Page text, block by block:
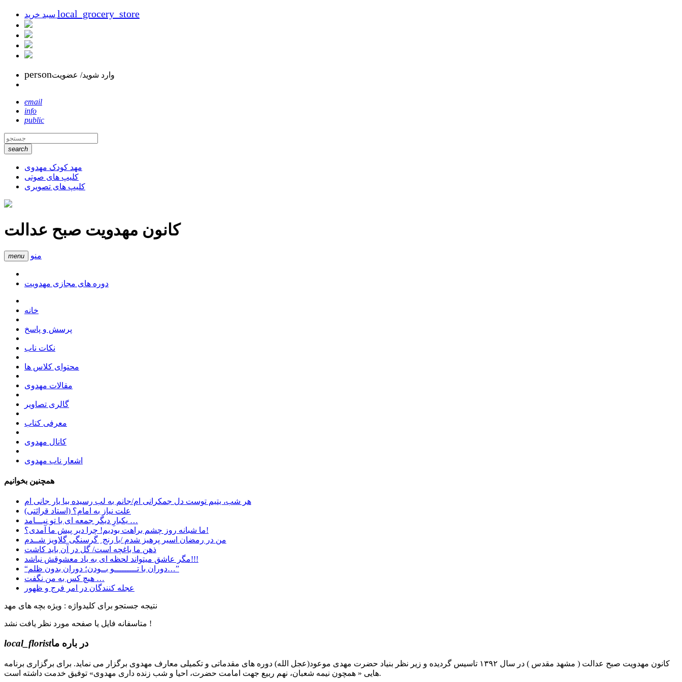
local_grocery_store
personوارد شوید/ عضویت
email
info
public
search
مهد کودک مهدوی
کلیپ های صوتی
کلیپ های تصویری
کانون مهدویت صبح عدالت
menu منو
دوره های مجازی مهدویت
خانه
پرسش و پاسخ
نکات ناب
محتوای کلاس ها
مقالات مهدوی
گالری تصاویر
معرفی کتاب
کانال مهدوی
اشعار ناب مهدوی
همچنین بخوانیم
هر شب، یتیم توست دل جمکرانی ام/جانم به لب رسیده بیا یار جانی ام
علت نیاز به امام؟ (استاد قرائتی)
یکبارِ دیگر جمعه ای با تو نیـــامد …
ما شبانه روز چشم براهت بودیم! چرا دیر پیش ما آمدی؟!
من در رمضان اسیر پرهیز شدم /با رنج ِ گرسنگی گلاویز شــدم
ﺫﻫﻦ ﻣﺎ ﺑﺎﻏﭽﻪ ﺍﺳﺖ/ ﮔﻞ ﺩﺭ ﺁﻥ ﺑﺎﯾﺪ ﮐﺎﺷﺖ
مگر عاشق میتواند لحظه ای به یاد معشوقش نباشد!!!
“دوران با تـــــــــو بــودن؛ دوران بدون ظلم…”
هیچ کس به من نگفت …
عجله کنندگان در امر فرج و ظهور
نتیجه جستجو برای کلیدواژه : ویژه بچه های مهد
متاسفانه فایل یا صفحه مورد نظر یافت نشد !
local_floristدر باره ما
کانون مهدویت صبح عدالت ( مشهد مقدس ) در سال ۱۳۹۲ تاسیس گردیده و زیر نظر بنیاد حضرت مهدی موعود(عجل الله) دوره های مقدماتی و تکمیلی معارف مهدوی برگزار می نماید. برای برگزاری برنامه
هایی « همچون نیمه شعبان، نهم ربیع جهت امامت حضرت، احیا و شب زنده داری مهدوی» توفیق خدمت داشته است.